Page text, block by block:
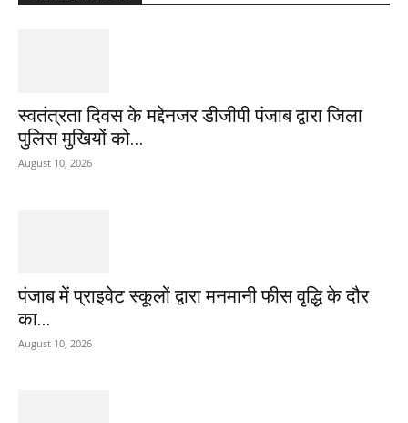
स्वतंत्रता दिवस के मद्देनजर डीजीपी पंजाब द्वारा जिला
पुलिस मुखियों को...
August 10, 2026
पंजाब में प्राइवेट स्कूलों द्वारा मनमानी फीस वृद्धि के दौर
का...
August 10, 2026